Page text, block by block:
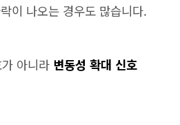
이 나오는 경우도 많습니다.
아니라 변동성 확대 신호